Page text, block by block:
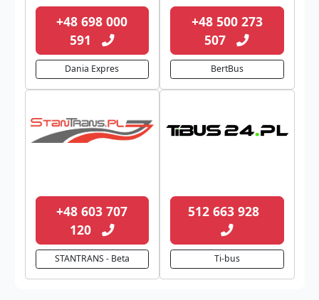
+48 698 000
591
Dania Expres
+48 500 273
507
BertBus
+48 603 707
120
STANTRANS - Beta
512 663 928
Ti-bus